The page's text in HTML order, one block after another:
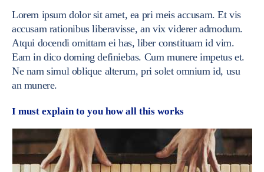
Lorem ipsum dolor sit amet, ea pri meis accusam. Et vis
accusam rationibus liberavisse, an vix viderer admodum.
Atqui docendi omittam ei has, liber constituam id vim.
Eam in dico doming definiebas. Cum munere impetus et.
Ne nam simul oblique alterum, pri solet omnium id, usu
an munere.
I must explain to you how all this works